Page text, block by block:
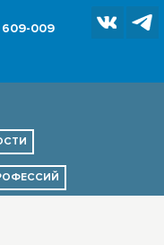
609-009